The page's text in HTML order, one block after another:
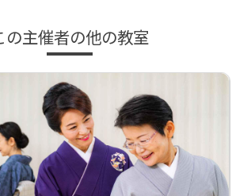
の主催者の他の教室